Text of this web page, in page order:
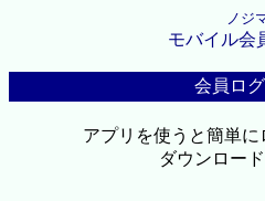
ノジ
モバイル会
会員ロ
アプリを使うと簡単
ダウンロー